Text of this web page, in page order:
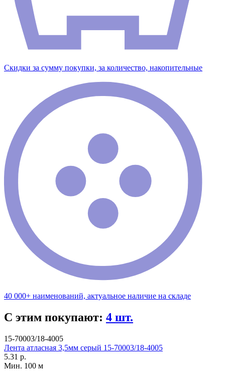
Скидки за сумму покупки, за количество, накопительные
40 000+ наименований, актуальное наличие на складе
С этим покупают: 4 шт.
15-70003/18-4005
Лента атласная 3,5мм серый 15-70003/18-4005
5.31 р.
Мин. 100 м